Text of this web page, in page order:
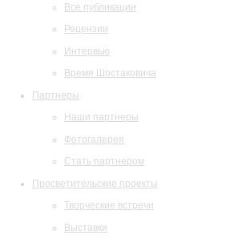
Все публикации
Рецензии
Интервью
Время Шостаковича
Партнеры
Наши партнеры
Фотогалерея
Стать партнером
Просветительские проекты
Творческие встречи
Выставки